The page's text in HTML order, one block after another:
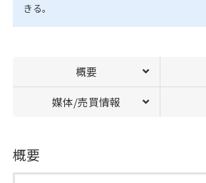
きる。
概要
媒体/売買情報
概要